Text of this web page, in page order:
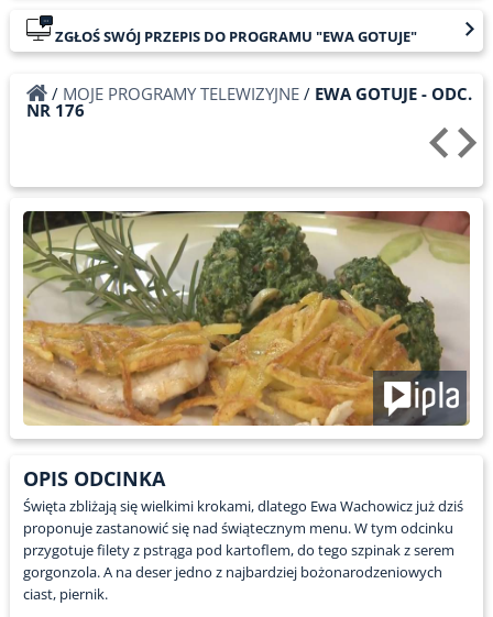
ZGŁOŚ SWÓJ PRZEPIS DO PROGRAMU "EWA GOTUJE"
/ MOJE PROGRAMY TELEWIZYJNE/ EWA GOTUJE - ODC.
NR 176
OPIS ODCINKA
Święta zbliżają się wielkimi krokami, dlatego Ewa Wachowicz już dziś
proponuje zastanowić się nad świątecznym menu. W tym odcinku
przygotuje filety z pstrąga pod kartoflem, do tego szpinak z serem
gorgonzola. A na deser jedno z najbardziej bożonarodzeniowych
ciast, piernik.